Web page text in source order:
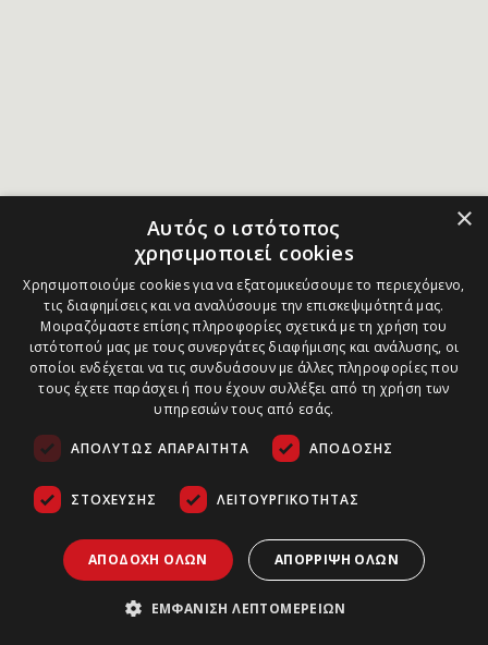
×
Αυτός ο ιστότοπος
χρησιμοποιεί cookies
Χρησιμοποιούμε cookies για να εξατομικεύσουμε το περιεχόμενο,
τις διαφημίσεις και να αναλύσουμε την επισκεψιμότητά μας.
Μοιραζόμαστε επίσης πληροφορίες σχετικά με τη χρήση του
ιστότοπού μας με τους συνεργάτες διαφήμισης και ανάλυσης, οι
οποίοι ενδέχεται να τις συνδυάσουν με άλλες πληροφορίες που
τους έχετε παράσχει ή που έχουν συλλέξει από τη χρήση των
υπηρεσιών τους από εσάς.
ΑΠΟΛΎΤΩΣ ΑΠΑΡΑΊΤΗΤΑ ΑΠΌΔΟΣΗΣ
ΣΤΌΧΕΥΣΗΣ ΛΕΙΤΟΥΡΓΙΚΌΤΗΤΑΣ
ΑΠΟΔΟΧΉ ΌΛΩΝ ΑΠΌΡΡΙΨΗ ΌΛΩΝ
ΕΜΦΆΝΙΣΗ ΛΕΠΤΟΜΕΡΕΙΏΝ